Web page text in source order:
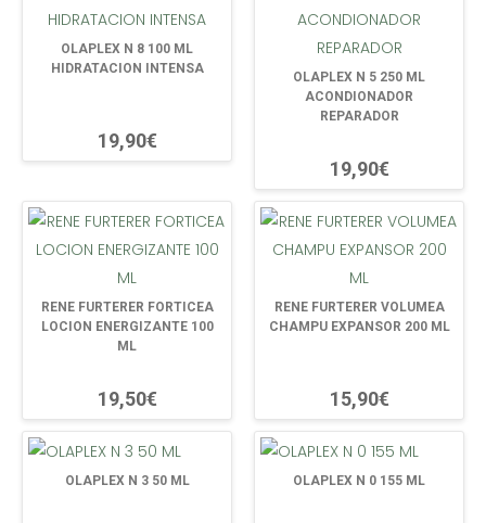
OLAPLEX N 8 100 ML
HIDRATACION INTENSA
19,90€
OLAPLEX N 5 250 ML
ACONDIONADOR
REPARADOR
19,90€
RENE FURTERER FORTICEA
LOCION ENERGIZANTE 100
ML
19,50€
RENE FURTERER VOLUMEA
CHAMPU EXPANSOR 200 ML
15,90€
OLAPLEX N 3 50 ML OLAPLEX N 0 155 ML